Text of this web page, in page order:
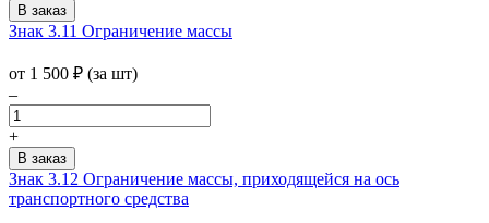
Знак 3.11 Ограничение массы
от 1 500 ₽ (за шт)
–
+
Знак 3.12 Ограничение массы, приходящейся на ось
транспортного средства